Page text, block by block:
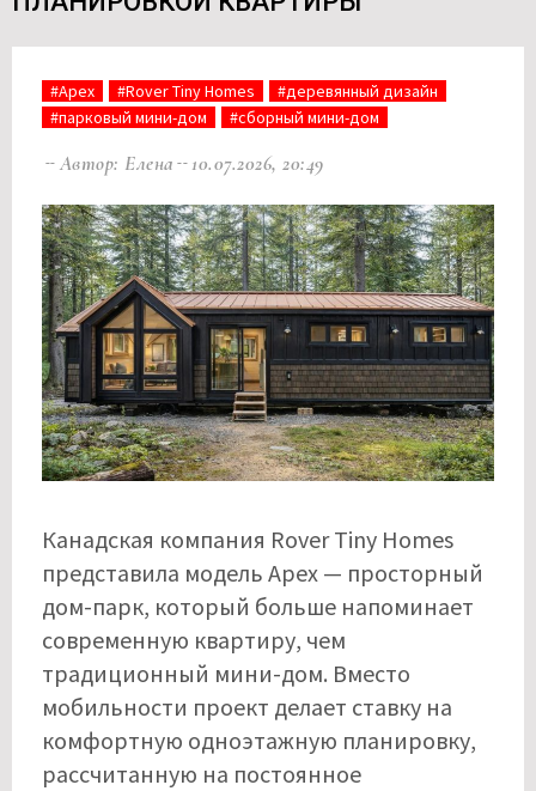
#Apex #Rover Tiny Homes
#деревянный дизайн
#парковый мини-дом
#сборный мини-дом
Автор: Елена 10.07.2026, 20:49
Канадская компания Rover Tiny Homes
представила модель Apex — просторный
дом-парк, который больше напоминает
современную квартиру, чем
традиционный мини-дом. Вместо
мобильности проект делает ставку на
комфортную одноэтажную планировку,
рассчитанную на постоянное